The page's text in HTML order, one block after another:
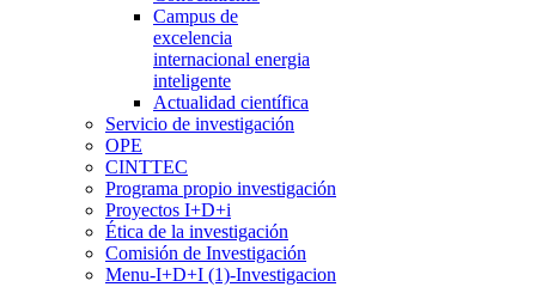
Campus de
excelencia
internacional energia
inteligente
Actualidad científica
Servicio de investigación
OPE
CINTTEC
Programa propio investigación
Proyectos I+D+i
Ética de la investigación
Comisión de Investigación
Menu-I+D+I (1)-Investigacion